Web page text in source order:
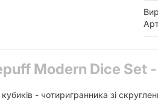
Modern Dice Set
- чотиригранника зі